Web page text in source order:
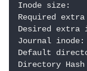
Inode size:
Required
Desired extra
Journal inode:
Default
Directory Hash